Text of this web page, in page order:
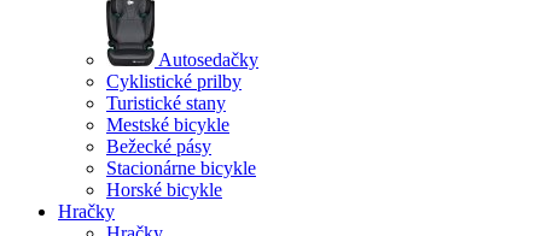
Autosedačky
Cyklistické prilby
Turistické stany
Mestské bicykle
Bežecké pásy
Stacionárne bicykle
Horské bicykle
Hračky